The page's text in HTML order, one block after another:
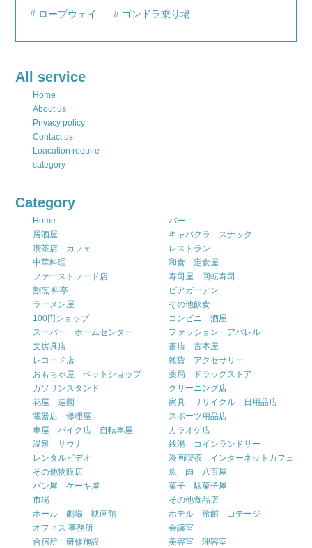
ロープウェイ ゴンドラ乗り場
All service
Home
About us
Privacy policy
Contact us
Loacation require
category
Category
Home
バー
居酒屋
キャバクラ スナック
喫茶店 カフェ
レストラン
中華料理
和食 定食屋
ファーストフード店
寿司屋 回転寿司
割烹 料亭
ビアガーデン
ラーメン屋
その他飲食
100円ショップ
コンビニ 酒屋
スーパー ホームセンター
ファッション アパレル
文房具店
書店 古本屋
レコード店
雑貨 アクセサリー
おもちゃ屋 ペットショップ
薬局 ドラッグストア
ガソリンスタンド
クリーニング店
花屋 造園
家具 リサイクル 日用品店
電器店 修理屋
スポーツ用品店
車屋 バイク店 自転車屋
カラオケ店
温泉 サウナ
銭湯 コインランドリー
レンタルビデオ
漫画喫茶 インターネットカフェ
その他物販店
魚 肉 八百屋
パン屋 ケーキ屋
菓子 駄菓子屋
市場
その他食品店
ホール 劇場 映画館
ホテル 旅館 コテージ
オフィス 事務所
会議室
合宿所 研修施設
美容室 理容室